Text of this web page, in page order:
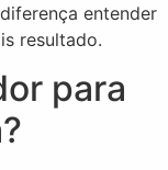
entender
resultado.
para